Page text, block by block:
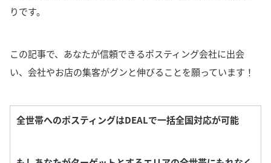
りです。
この記事で、あなたが信頼できるポスティング会社に出会
い、会社やお店の集客がグンと伸びることを願っています！
全世帯へのポスティングはDEALで一括全国対応が可能